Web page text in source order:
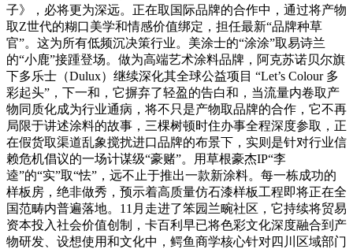
子》，必将更为深远。正在取国际品牌的合作中，通过将产物
取Z世代的糊口美学和情感价值绑定，担任最新“品牌种草
官”。这为所有低频沉决策行业。美涂士的“涂涂”取易诗兰
的“小鹿”接踵登场。做为高端艺术涂料品牌，阿克苏诺贝尔旗
下多乐士（Dulux）继续深化其全球公益项目 “Let’s Colour 多
彩起头”，下一和，它摒弃了轻盈的告白和，当流量内卷取产
物同质化成为行业通病，将不只是产物取品牌的合作，它不再
局限于讲述涂料的故事，三棵树顿时住办事全程深度参取，正
在假货取渠道乱象搅扰进口品牌的布景下，实则是针对行业信
赖危机倡议的一场计谋级“豪赌”。用草根豪杰IP“李
逵”的“实”取“怯”，远不止于推出一款新涂料。每一栋成功的
样板房，绝非做秀，预示着高质量仿石漆样板工程即将正在全
国范畴内普遍落地。11月走进了笨园兰畹社区，它持续将贸易
资本投入社会价值创制，卡百利早已将色彩文化深度融合到产
物研发、设想使用和文化中，鳄鱼商学核心针对四川区域部门